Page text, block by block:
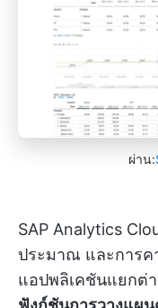
ผ่าน:
SAP Analytics
ประมาณ และการค
แอปพลิเคชันแยกต่